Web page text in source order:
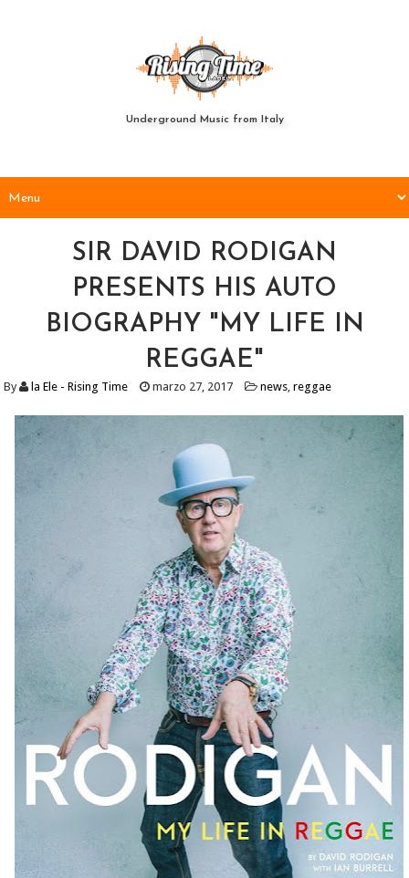
Underground Music from Italy
SIR DAVID RODIGAN
PRESENTS HIS AUTO
BIOGRAPHY "MY LIFE IN
REGGAE"
By la Ele - Rising Time marzo 27, 2017 news,reggae